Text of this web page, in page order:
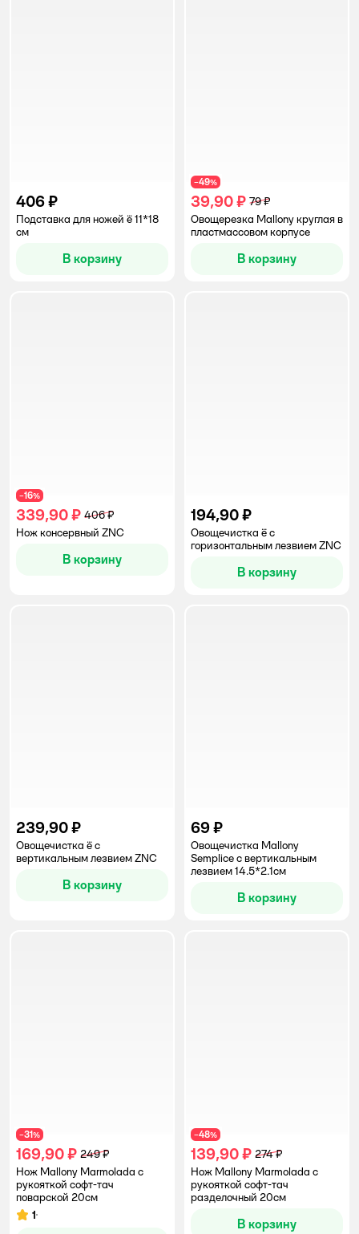
406 ₽
Подставка для ножей ё 11*18
см
В корзину
−49%
39,90 ₽ 79 ₽
Овощерезка Mallony круглая в
пластмассовом корпусе
В корзину
−16%
339,90 ₽ 406 ₽
Нож консервный ZNC
В корзину
194,90 ₽
Овощечистка ё с
горизонтальным лезвием ZNC
В корзину
239,90 ₽
Овощечистка ё с
вертикальным лезвием ZNC
В корзину
69 ₽
Овощечистка Mallony
Semplice с вертикальным
лезвием 14.5*2.1см
В корзину
−31%
169,90 ₽ 249 ₽
Нож Mallony Marmolada с
рукояткой софт-тач
поварской 20см
Рейтинг:
1
−48%
139,90 ₽ 274 ₽
Нож Mallony Marmolada с
рукояткой софт-тач
разделочный 20см
В корзину